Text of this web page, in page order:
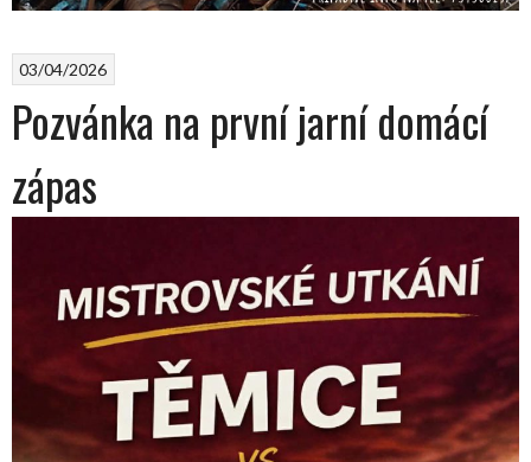
03/04/2026
Pozvánka na první jarní domácí
zápas